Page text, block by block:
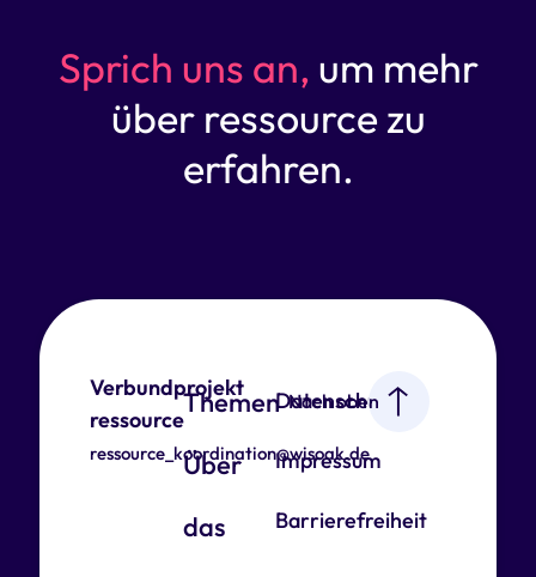
Sprich uns an, um mehr
über ressource zu
erfahren.
Verbundprojekt
ressource
ressource_koordination@wisoak.de
Themen
Über
das
Datenschutz
Impressum
Barrierefreiheit
Nach oben